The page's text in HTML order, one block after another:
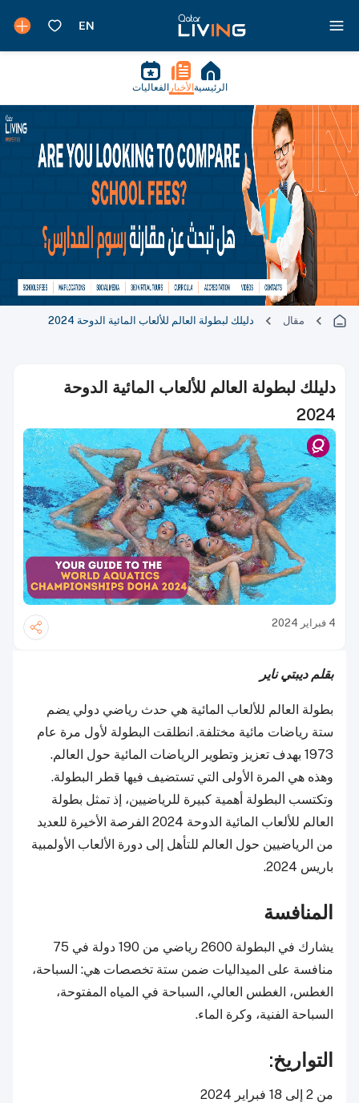
الرئيسية الأخبار الفعاليات
مقال دليلك لبطولة العالم للألعاب المائية الدوحة 2024
دليلك لبطولة العالم للألعاب المائية الدوحة
2024
4 فبراير 2024
بقلم ديبتي ناير
بطولة العالم للألعاب المائية هي حدث رياضي دولي يضم
ستة رياضات مائية مختلفة. انطلقت البطولة لأول مرة عام
1973 بهدف تعزيز وتطوير الرياضات المائية حول العالم.
وهذه هي المرة الأولى التي تستضيف فيها قطر البطولة.
وتكتسب البطولة أهمية كبيرة للرياضيين، إذ تمثل بطولة
العالم للألعاب المائية الدوحة 2024 الفرصة الأخيرة للعديد
من الرياضيين حول العالم للتأهل إلى دورة الألعاب الأولمبية
باريس 2024.
المنافسة
يشارك في البطولة 2600 رياضي من 190 دولة في 75
منافسة على الميداليات ضمن ستة تخصصات هي: السباحة،
الغطس، الغطس العالي، السباحة في المياه المفتوحة،
السباحة الفنية، وكرة الماء.
التواريخ:
من 2 إلى 18 فبراير 2024